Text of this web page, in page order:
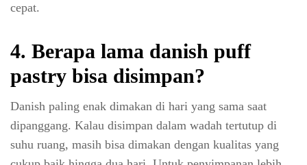
cepat.
4. Berapa lama danish puff
pastry bisa disimpan?
Danish paling enak dimakan di hari yang sama saat
dipanggang. Kalau disimpan dalam wadah tertutup di
suhu ruang, masih bisa dimakan dengan kualitas yang